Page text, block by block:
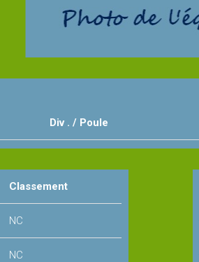
Div . / Poule
Classement
NC
NC